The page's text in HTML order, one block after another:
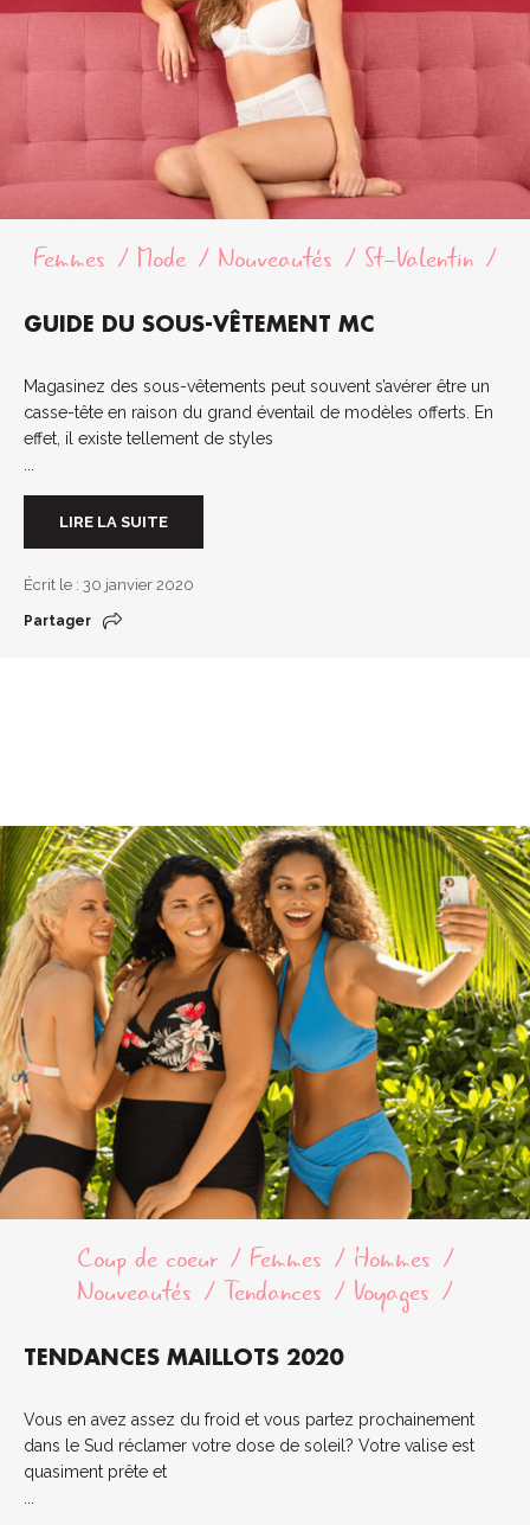
Femmes Mode Nouveautés St-Valentin
GUIDE DU SOUS-VÊTEMENT MC
Magasinez des sous-vêtements peut souvent s’avérer être un
casse-tête en raison du grand éventail de modèles offerts. En
effet, il existe tellement de styles
LIRE LA SUITE
Écrit le : 30 janvier 2020
Partager
Coup de coeur Femmes
Hommes
Nouveautés
Tendances Voyages
TENDANCES MAILLOTS 2020
Vous en avez assez du froid et vous partez prochainement
dans le Sud réclamer votre dose de soleil? Votre valise est
quasiment prête et